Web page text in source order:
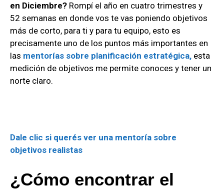
en Diciembre? Rompí el año en cuatro trimestres y
52 semanas en donde vos te vas poniendo objetivos
más de corto, para ti y para tu equipo, esto es
precisamente uno de los puntos más importantes en
las mentorías sobre planificación estratégica, esta
medición de objetivos me permite conoces y tener un
norte claro.
Dale clic si querés ver una mentoría sobre
objetivos realistas
¿Cómo encontrar el